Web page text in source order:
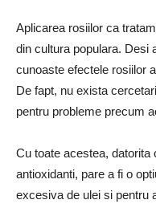
Aplicarea rosiilor ca
din cultura populara. Desi
cunoaste efectele rosiilor
De fapt, nu exista
pentru probleme precum
Cu toate acestea, datorita
antioxidanti, pare a fi o
excesiva de ulei si pentru